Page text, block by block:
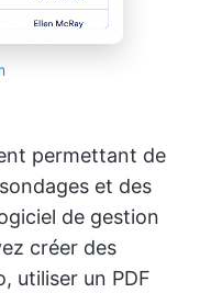
permettant de
et des
de gestion
créer des
utiliser un PDF